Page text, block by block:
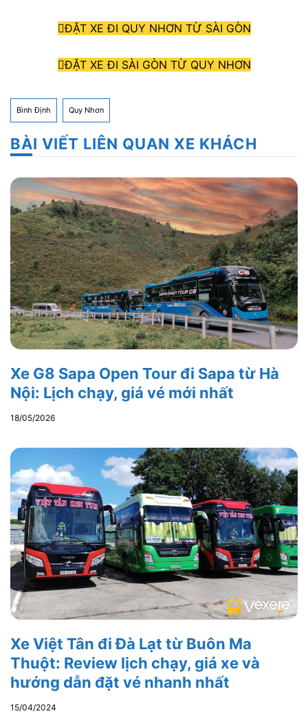
ĐẶT XE ĐI QUY NHƠN TỪ SÀI GÒN
ĐẶT XE ĐI SÀI GÒN TỪ QUY NHƠN
Bình Định Quy Nhơn
BÀI VIẾT LIÊN QUAN XE KHÁCH
Xe G8 Sapa Open Tour đi Sapa từ Hà
Nội: Lịch chạy, giá vé mới nhất
18/05/2026
Xe Việt Tân đi Đà Lạt từ Buôn Ma
Thuột: Review lịch chạy, giá xe và
hướng dẫn đặt vé nhanh nhất
15/04/2024